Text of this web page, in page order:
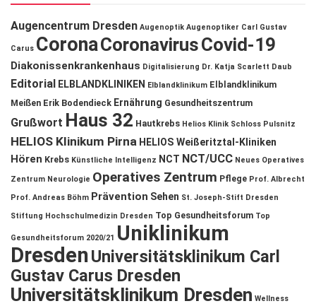
Augencentrum Dresden Augenoptik Augenoptiker Carl Gustav
Carus CoronaCoronavirusCovid-19
Diakonissenkrankenhaus Digitalisierung Dr. Katja Scarlett Daub
Editorial ELBLANDKLINIKEN Elblandklinikum Elblandklinikum
Meißen Erik Bodendieck Ernährung Gesundheitszentrum
Grußwort Haus 32 Hautkrebs Helios Klinik Schloss Pulsnitz
HELIOS Klinikum Pirna HELIOS Weißeritztal-Kliniken
Hören Krebs Künstliche Intelligenz NCT NCT/UCC Neues Operatives
Zentrum Neurologie Operatives Zentrum Pflege Prof. Albrecht
Prof. Andreas Böhm Prävention Sehen St. Joseph-Stift Dresden
Stiftung Hochschulmedizin Dresden Top Gesundheitsforum Top
Gesundheitsforum 2020/21 Uniklinikum
DresdenUniversitätsklinikum Carl
Gustav Carus Dresden
Universitätsklinikum Dresden Wellness